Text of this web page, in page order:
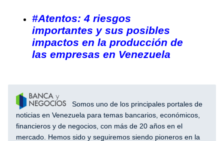
#Atentos: 4 riesgos
importantes y sus posibles
impactos en la producción de
las empresas en Venezuela
Somos uno de los principales portales de
noticias en Venezuela para temas bancarios, económicos,
financieros y de negocios, con más de 20 años en el
mercado. Hemos sido y seguiremos siendo pioneros en la